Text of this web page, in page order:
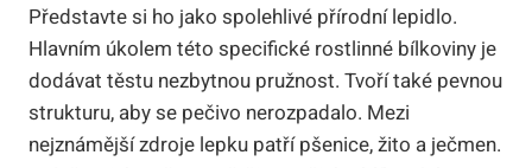
Představte si ho jako spolehlivé přírodní lepidlo.
Hlavním úkolem této specifické rostlinné bílkoviny je
dodávat těstu nezbytnou pružnost. Tvoří také pevnou
strukturu, aby se pečivo nerozpadalo. Mezi
nejznámější zdroje lepku patří pšenice, žito a ječmen.